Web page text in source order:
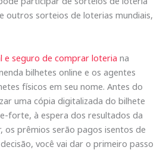
outros sorteios de loterias mundiais,
e seguro de comprar loteria na
bilhetes online e os agentes
físicos em seu nome. Antes do
uma cópia digitalizada do bilhete
forte, à espera dos resultados da
os prêmios serão pagos isentos de
você vai dar o primeiro passo